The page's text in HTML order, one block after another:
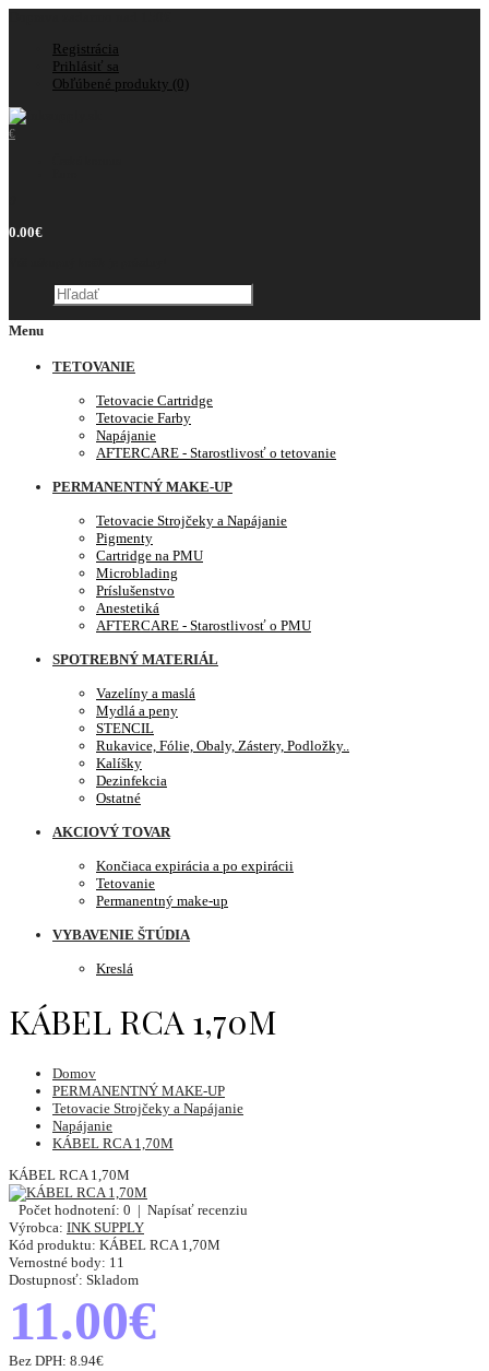
Registrácia
Prihlásiť sa
Obľúbené produkty (0)
€
0.00€
Menu
TETOVANIE
Tetovacie Cartridge
Tetovacie Farby
Napájanie
AFTERCARE - Starostlivosť o tetovanie
PERMANENTNÝ MAKE-UP
Tetovacie Strojčeky a Napájanie
Pigmenty
Cartridge na PMU
Microblading
Príslušenstvo
Anestetiká
AFTERCARE - Starostlivosť o PMU
SPOTREBNÝ MATERIÁL
Vazelíny a maslá
Mydlá a peny
STENCIL
Rukavice, Fólie, Obaly, Zástery, Podložky..
Kalíšky
Dezinfekcia
Ostatné
AKCIOVÝ TOVAR
Končiaca expirácia a po expirácii
Tetovanie
Permanentný make-up
VYBAVENIE ŠTÚDIA
Kreslá
KÁBEL RCA 1,70M
Domov
PERMANENTNÝ MAKE-UP
Tetovacie Strojčeky a Napájanie
Napájanie
KÁBEL RCA 1,70M
KÁBEL RCA 1,70M
Počet hodnotení: 0 | Napísať recenziu
Výrobca: INK SUPPLY
Kód produktu: KÁBEL RCA 1,70M
Vernostné body: 11
Dostupnosť: Skladom
11.00€
Bez DPH: 8.94€